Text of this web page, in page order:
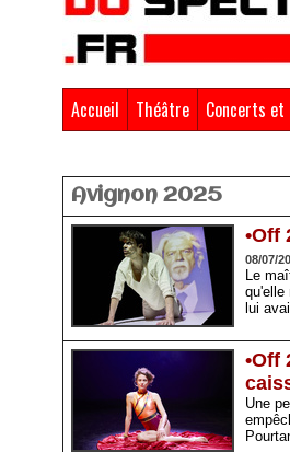
Accueil Théâtre Concerts et
Avignon 2025
•Off
08/07/
Le
qu'elle
lui
•Off
Une